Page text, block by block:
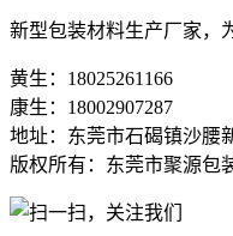
新型包装材料生产厂家，
黄生：18025261166
康生：18002907287
地址：东莞市石碣镇沙腰
版权所有：东莞市聚源包